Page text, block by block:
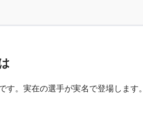
。実在の選手が実名で登場します。